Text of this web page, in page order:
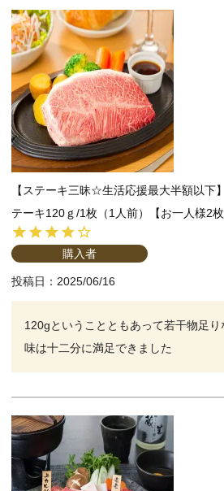
【ステーキ三昧☆生活応援最大半額以下
テーキ120ｇ/1枚（1人前）【お一人様2枚
購入者
投稿日 2025/06/16
120gということともあって若干物足
味は十二分に満足できました